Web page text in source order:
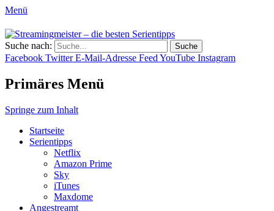
Menü
Streamingmeister – die besten
Serientipps
Hol dir die besten Serientipps, Kritiken
und Reviews zu neuen Serien und neuen
Staffeln.
Suche nach:
Facebook Twitter E-Mail-Adresse FeedYouTube Instagram
Primäres Menü
Springe zum Inhalt
Startseite
Serientipps
Netflix
Amazon Prime
Sky
iTunes
Maxdome
Angestreamt